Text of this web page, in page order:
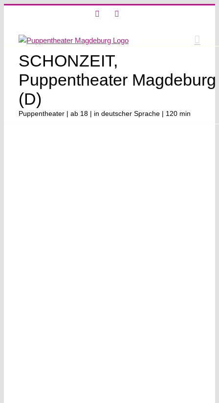
SCHONZEIT,
Puppentheater Magdeburg
(D)
Puppentheater | ab 18 | in deutscher Sprache | 120 min